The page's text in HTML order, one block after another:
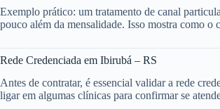
Exemplo prático: um tratamento de canal
pouco além da mensalidade. Isso mostra como o
Rede Credenciada em Ibirubá – RS
Antes de contratar, é essencial validar a rede
ligar em algumas clínicas para confirmar se